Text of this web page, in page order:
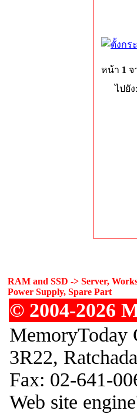
หน้า 1 จ
ไปยัง:
RAM and SSD -> Server,
Power Supply, Spare Part
© 2004-2026
MemoryToday
3R22,
Fax: 02-641-
Web site